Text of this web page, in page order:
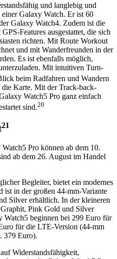
und langlebig und
Galaxy Watch. Er ist 60
Galaxy Watch4. Zudem ist die
Features ausgestattet, die sich
richten. Mit Route Workout
und mit Wanderfreunden in der
Es ist ebenfalls möglich,
Mit intuitiven Turn-
beim Radfahren und Wandern
Karte. Mit der Track-back-
Watch5 Pro ganz einfach
sind.20
21
Pro können ab dem 10.
ab dem 26. August im Handel
Begleiter, bietet ein modernes
ist in der großen 44-mm-Variante
Silver erhältlich. In der kleineren
Pink Gold und Silver
Watch5 beginnen bei 299 Euro für
für die LTE-Version (44-mm
379 Euro).
Widerstandsfähigkeit,